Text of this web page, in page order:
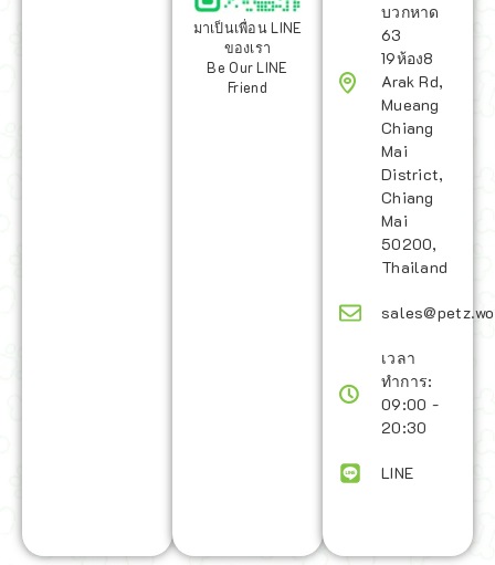
มาเป็นเพื่อน LINE
ของเรา
Be Our LINE
Friend
บวกหาด
63
19ห้อง8
Arak Rd,
Mueang
Chiang
Mai
District,
Chiang
Mai
50200,
Thailand
เวลา
ทำการ:
09:00 -
20:30
LINE